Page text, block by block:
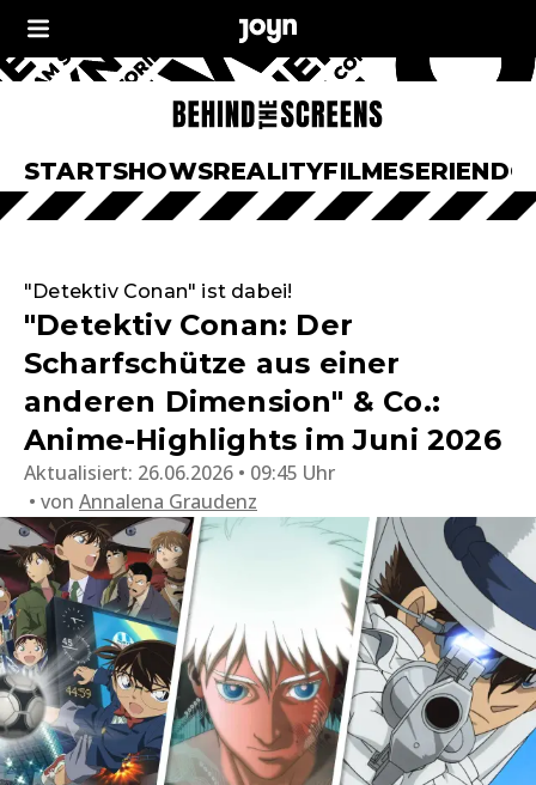
STARTSHOWSREALITYFILMESERIEN
"Detektiv Conan" ist dabei!
"Detektiv Conan: Der
Scharfschütze aus einer
anderen Dimension" & Co.:
Anime-Highlights im Juni 2026
Aktualisiert: 26.06.2026 • 09:45 Uhr
von Annalena Graudenz